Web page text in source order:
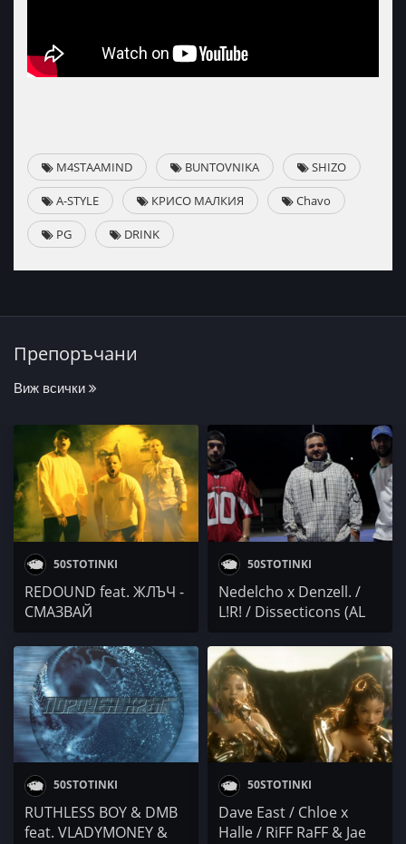
M4STAAMIND BUNTOVNIKA SHIZO
A-STYLE КРИСО МАЛКИЯ Chavo
PG DRINK
Препоръчани
Виж всички
50STOTINKI
REDOUND feat. ЖЛЪЧ -
СМАЗВАЙ
50STOTINKI
Nedelcho x Denzell. /
L!R! / Dissecticons (AL
50STOTINKI
RUTHLESS BOY & DMB
fеаt. VLADYMONEY &
50STOTINKI
Dave East / Chloe x
Halle / RiFF RaFF & Jae